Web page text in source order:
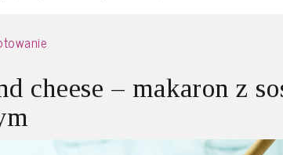
cheese – makaron z